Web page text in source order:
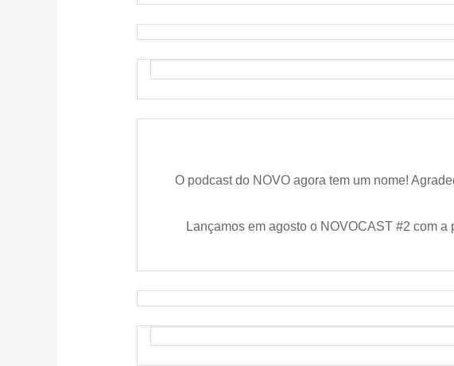
O podcast do NOVO agora tem um nome!
Lançamos em agosto o NOVOCAST #2 com